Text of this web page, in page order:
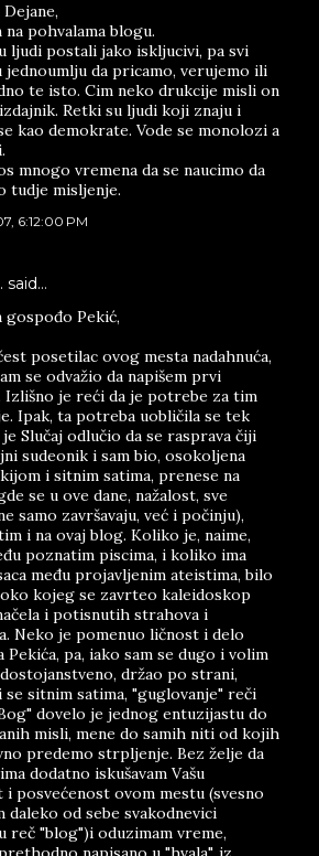
na pohvalama blogu.
ljudi postali jako iskljucivi, pa svi
jednoumlju da pricamo, verujemo ili
te isto. Cim neko drukcije misli on
Retki su ljudi koji znaju i
kao demokrate. Vode se monolozi a
mnogo vremena da se naucimo da
tudje misljenje.
6:12:00 PM
said…
gospođo Pekić,
posetilac ovog mesta nadahnuća,
se odvažio da napišem prvi
Izlišno je reći da je potrebe za tim
Ipak, ta potreba uobličila se tek
Slučaj odlučio da se rasprava čiji
sudeonik i sam bio, osokoljena
i sitnim satima, prenese na
se u ove dane, nažalost, sve
samo završavaju, već i počinju),
i na ovaj blog. Koliko je, naime,
poznatim piscima, i koliko ima
među projavljenim ateistima, bilo
kojeg se zavrteo kaleidoskop
i potisnutih strahova i
Neko je pomenuo ličnost i delo
Pekića, pa, iako sam se dugo i volim
držao po strani,
se sitnim satima, "guglovanje" reči
dovelo je jednog entuzijastu do
misli, mene do samih niti od kojih
predemo strpljenje. Bez želje da
dodatno iskušavam Vašu
i posvećenost ovom mestu (svesno
daleko od sebe svakodnevici
reč "blog")i oduzimam vreme,